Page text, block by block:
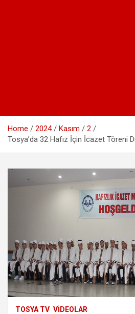
Home 2024 Kasım
2
Tosya’da 32 Hafız İçin İcazet Töreni
TOSYA TV VIDEOLAR